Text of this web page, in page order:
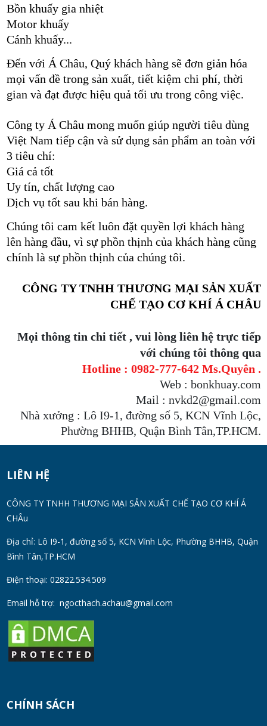
Bồn khuấy gia nhiệt
Motor khuấy
Cánh khuấy...
Đến với Á Châu, Quý khách hàng sẽ đơn giản hóa
mọi vấn đề trong sản xuất, tiết kiệm chi phí, thời
gian và đạt được hiệu quả tối ưu trong công việc.
Công ty Á Châu mong muốn giúp người tiêu dùng
Việt Nam tiếp cận và sử dụng sản phẩm an toàn với
3 tiêu chí:
Giá cả tốt
Uy tín, chất lượng cao
Dịch vụ tốt sau khi bán hàng.
Chúng tôi cam kết luôn đặt quyền lợi khách hàng
lên hàng đầu, vì sự phồn thịnh của khách hàng cũng
chính là sự phồn thịnh của chúng tôi.
CÔNG TY TNHH THƯƠNG MẠI SẢN XUẤT
CHẾ TẠO CƠ KHÍ Á CHÂU
Mọi thông tin chi tiết , vui lòng liên hệ trực tiếp
với chúng tôi thông qua
Hotline : 0982-777-642 Ms.Quyên .
Web : bonkhuay.com
Mail : nvkd2@gmail.com
Nhà xưởng : Lô I9-1, đường số 5, KCN Vĩnh Lộc,
Phường BHHB, Quận Bình Tân,TP.HCM.
LIÊN HỆ
CÔNG TY TNHH THƯƠNG MẠI SẢN XUẤT CHẾ TẠO CƠ KHÍ Á
CHÂu
Địa chỉ: Lô I9-1, đường số 5, KCN Vĩnh Lộc, Phường BHHB, Quận
Bình Tân,TP.HCM
Điện thoại: 02822.534.509
Email hỗ trợ: ngocthach.achau@gmail.com
CHÍNH SÁCH